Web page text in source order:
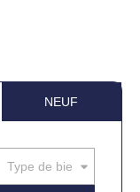
NEUF
Type de bien